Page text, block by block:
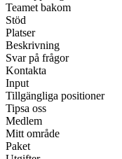
Teamet bakom
Stöd
Platser
Beskrivning
Svar på frågor
Kontakta
Input
Tillgängliga positioner
Tipsa oss
Medlem
Mitt område
Paket